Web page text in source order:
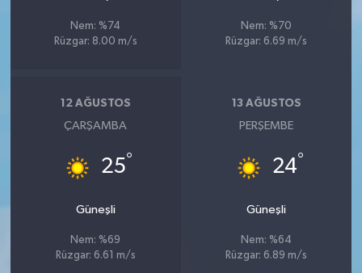
Nem: %74
Rüzgar: 8.00 m/s
Nem: %70
Rüzgar: 6.69 m/s
12 AĞUSTOS
ÇARŞAMBA
25°
Güneşli
Nem: %69
Rüzgar: 6.61 m/s
13 AĞUSTOS
PERŞEMBE
24°
Güneşli
Nem: %64
Rüzgar: 6.89 m/s